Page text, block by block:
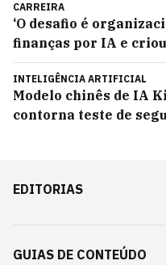
CARREIRA
‘O desafio é
finanças por IA e
INTELIGÊNCIA ARTIFICIAL
Modelo chinês de IA
contorna teste de
EDITORIAS
GUIAS DE CONTEÚDO